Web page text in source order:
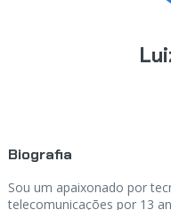
Biografia
Sou um apaixonado por
telecomunicações por 13